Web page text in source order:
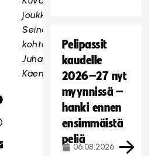
joukkueiden
Seinäjoen-
kohtaamisesta:
Juha
Käenmäki
Pelipassit
kaudelle
2026–27 nyt
myynnissä –
hanki ennen
ensimmäistä
peliä
06.08.2026